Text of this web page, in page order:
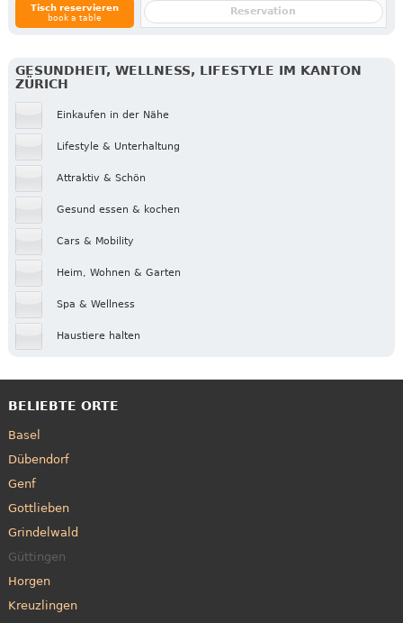
Tisch reservieren
book a table
Reservation
GESUNDHEIT, WELLNESS, LIFESTYLE IM KANTON
ZÜRICH
Einkaufen in der Nähe
Lifestyle & Unterhaltung
Attraktiv & Schön
Gesund essen & kochen
Cars & Mobility
Heim, Wohnen & Garten
Spa & Wellness
Haustiere halten
BELIEBTE ORTE
Basel
Dübendorf
Genf
Gottlieben
Grindelwald
Güttingen
Horgen
Kreuzlingen